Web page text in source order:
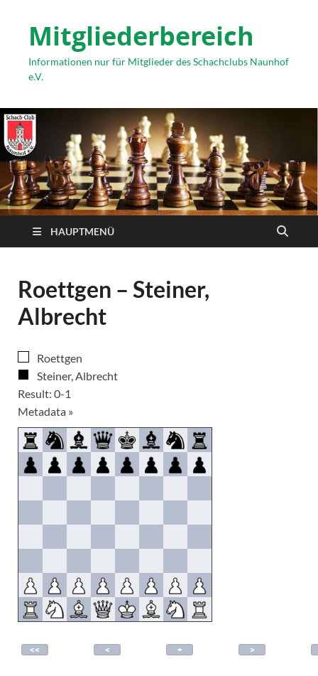
Mitgliederbereich
Informationen nur für Mitglieder des Schachclubs Naunhof
e.V.
HAUPTMENÜ
Roettgen – Steiner,
Albrecht
Roettgen
Steiner, Albrecht
Result: 0-1
Metadata »